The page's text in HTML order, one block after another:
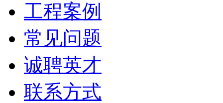
工程案例
常见问题
诚聘英才
联系方式